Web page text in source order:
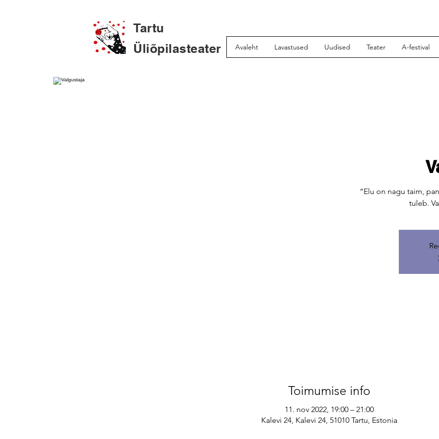
Tartu
Üliõpilasteater
Avaleht Lavastused Uudised Teater A-festival
“Elu on nagu taim,
tuleb.
Toimumise info
11. nov 2022, 19:00 – 21:00
Kalevi 24, Kalevi 24, 51010 Tartu, Estonia